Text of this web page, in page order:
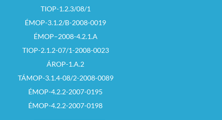
TIOP-1.2.3/08/1
ÉMOP-3.1.2/B-2008-0019
ÉMOP–2008-4.2.1.A
TIOP-2.1.2-07/1-2008-0023
ÁROP-1.A.2
TÁMOP-3.1.4-08/2-2008-0089
ÉMOP-4.2.2-2007-0195
ÉMOP-4.2.2-2007-0198